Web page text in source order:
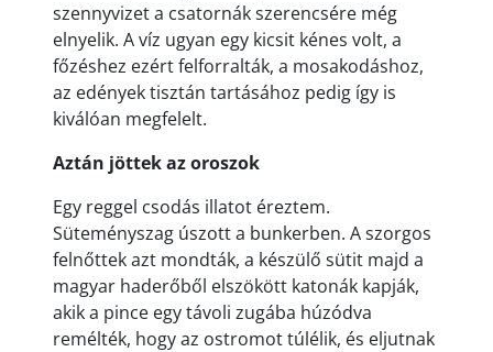
szennyvizet a csatornák szerencsére még
elnyelik. A víz ugyan egy kicsit kénes volt, a
főzéshez ezért felforralták, a mosakodáshoz,
az edények tisztán tartásához pedig így is
kiválóan megfelelt.
Aztán jöttek az oroszok
Egy reggel csodás illatot éreztem.
Süteményszag úszott a bunkerben. A szorgos
felnőttek azt mondták, a készülő sütit majd a
magyar haderőből elszökött katonák kapják,
akik a pince egy távoli zugába húzódva
remélték, hogy az ostromot túlélik, és eljutnak